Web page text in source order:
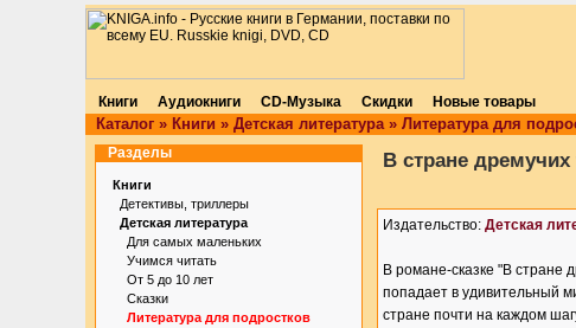
Книги Аудиокниги CD-Музыка Скидки Новые товары
Каталог » Книги » Детская литература» Литература для
Разделы
Книги
Детективы, триллеры
Детская литература
Для самых маленьких
Учимся читать
От 5 до 10 лет
Сказки
Литература для подростков
В стране
Издательство: Детская
В романе-сказке "В стране
попадает в удивительный
стране почти на каждом